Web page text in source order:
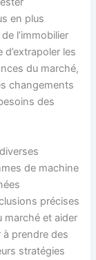
en plus
l’immobilier
d’extrapoler les
du marché,
changements
des
de machine
précises
marché et aider
à prendre des
stratégies